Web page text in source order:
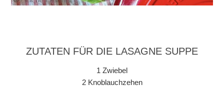
ZUTATEN FÜR DIE LASAGNE SUPPE
1 Zwiebel
2 Knoblauchzehen